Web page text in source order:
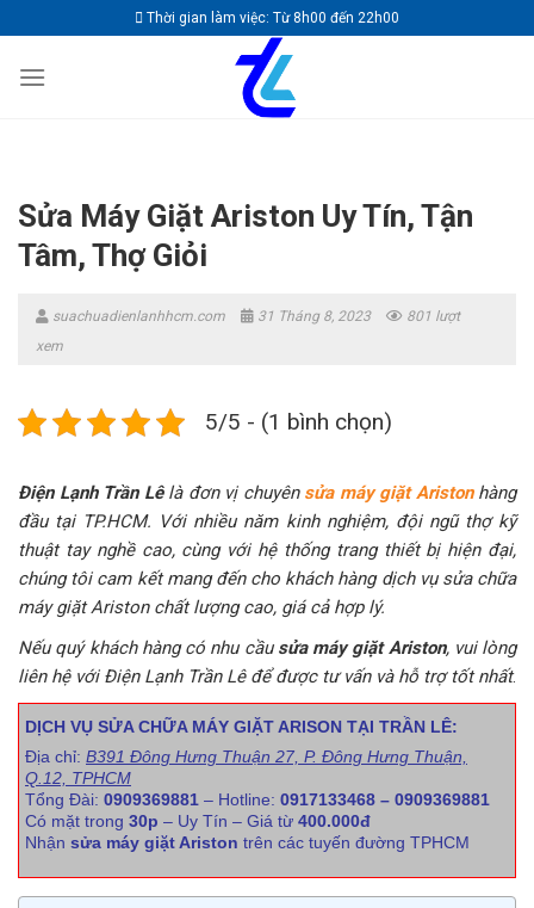
to
content
Thời gian làm việc: Từ 8h00 đến 22h00
Sửa Máy Giặt Ariston Uy Tín, Tận
Tâm, Thợ Giỏi
suachuadienlanhhcm.com 31 Tháng 8, 2023
801 lượt
xem
5/5 - (1 bình chọn)
Điện Lạnh Trần Lêlà đơn vị chuyên sửa máy giặt Aristonhàng
đầu tại TP.HCM. Với nhiều năm kinh nghiệm, đội ngũ thợ kỹ
thuật tay nghề cao, cùng với hệ thống trang thiết bị hiện đại,
chúng tôi cam kết mang đến cho khách hàng dịch vụ sửa chữa
máy giặt Ariston chất lượng cao, giá cả hợp lý.
Nếu quý khách hàng có nhu cầu sửa máy giặt Ariston, vui lòng
liên hệ với Điện Lạnh Trần Lê để được tư vấn và hỗ trợ tốt nhất.
DỊCH VỤ SỬA CHỮA MÁY GIẶT ARISON TẠI TRẦN LÊ:
Địa chỉ: B391 Đông Hưng Thuận 27, P. Đông Hưng Thuận,
Q.12, TPHCM
Tổng Đài: 0909369881 – Hotline: 0917133468 – 0909369881
Có mặt trong 30p – Uy Tín – Giá từ 400.000đ
Nhận sửa máy giặt Ariston trên các tuyến đường TPHCM